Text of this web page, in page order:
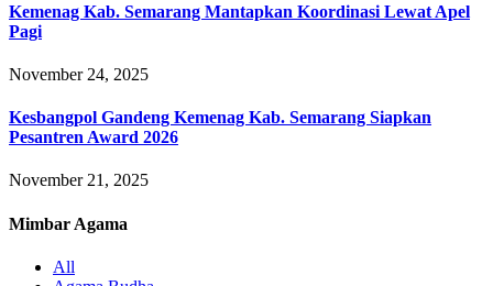
Kemenag Kab. Semarang Mantapkan Koordinasi Lewat Apel
Pagi
November 24, 2025
Kesbangpol Gandeng Kemenag Kab. Semarang Siapkan
Pesantren Award 2026
November 21, 2025
Mimbar Agama
All